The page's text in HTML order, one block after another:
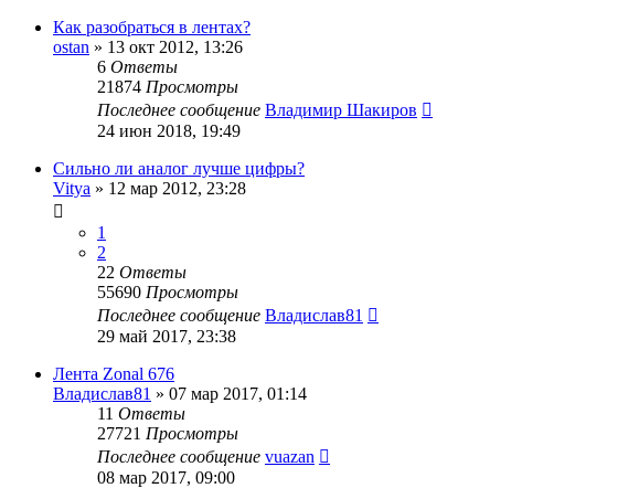
Как разобраться в лентах?
ostan » 13 окт 2012, 13:26
6 Ответы
21874 Просмотры
Последнее сообщение Владимир Шакиров
24 июн 2018, 19:49
Сильно ли аналог лучше цифры?
Vitya » 12 мар 2012, 23:28
1
2
22 Ответы
55690 Просмотры
Последнее сообщение Владислав81
29 май 2017, 23:38
Лента Zonal 676
Владислав81 » 07 мар 2017, 01:14
11 Ответы
27721 Просмотры
Последнее сообщение vuazan
08 мар 2017, 09:00